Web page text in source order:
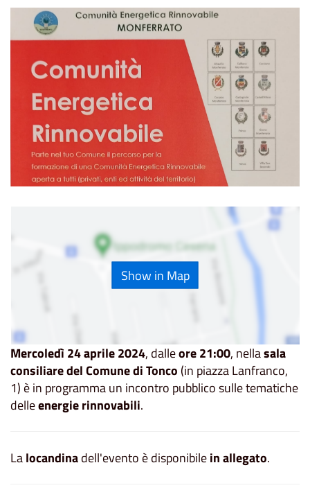
Show in Map
Mercoledì 24 aprile 2024, dalleore 21:00, nellasala
consiliare del Comune di Tonco (in piazza Lanfranco,
1) è in programma un incontro pubblico sulle tematiche
delleenergie rinnovabili.
Lalocandinadell'evento è disponibilein allegato.